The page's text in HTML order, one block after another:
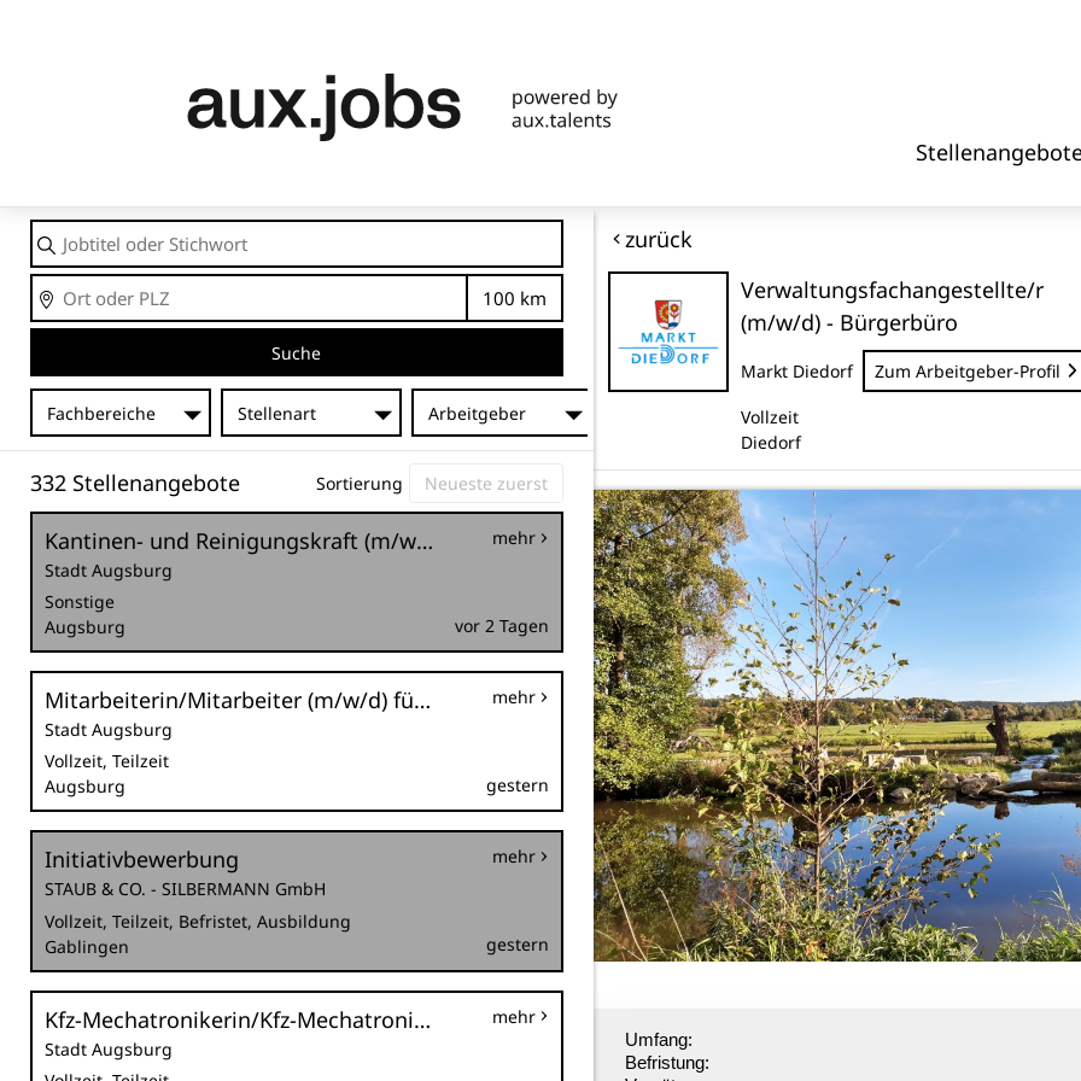
Jobtitel
oder
Stichwort
Ort
Entfernung
Suche
Fachbereiche Stellenart Arbeitgeber
332 Stellenangebote Sortierung
Kantinen- und Reinigungskraft (m/w/d) befristet als Krankheitsvertretung
Stadt Augsburg
Sonstige
Augsburg
mehr
vor 2 Tagen
Mitarbeiterin/Mitarbeiter (m/w/d) für den städtischen Ordnungsdienst im Außendienst für die Nachtschicht
Stadt Augsburg
Vollzeit, Teilzeit
Augsburg
mehr
gestern
Initiativbewerbung
STAUB & CO. - SILBERMANN GmbH
Vollzeit, Teilzeit, Befristet, Ausbildung
Gablingen
mehr
gestern
Kfz-Mechatronikerin/Kfz-Mechatroniker (m/w/d) bzw. Land- und Baumaschinenmechatronikerin/Land- und Baumaschinenmechatroniker (m/w/d) im Sachgebiet Kraftfahrzeugtechnik
Stadt Augsburg
mehr
zurück
Verwaltungsfachangestellte/r
(m/w/d) - Bürgerbüro
Markt Diedorf
Zum Arbeitgeber-Profil
Vollzeit
Diedorf